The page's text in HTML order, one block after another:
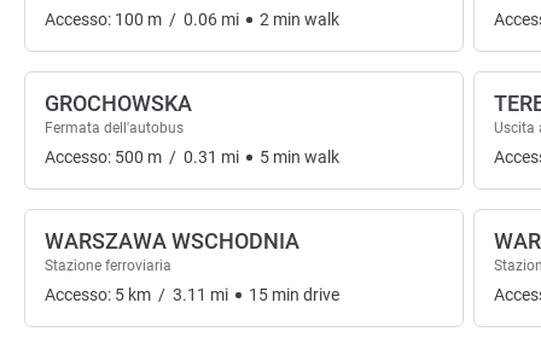
Accesso: 100 m / 0.06 mi 2 min walk
GROCHOWSKA
Fermata dell'autobus
Accesso: 500 m / 0.31 mi 5 min walk
WARSZAWA WSCHODNIA
Stazione ferroviaria
Accesso: 5 km / 3.11 mi 15 min drive
Uscita